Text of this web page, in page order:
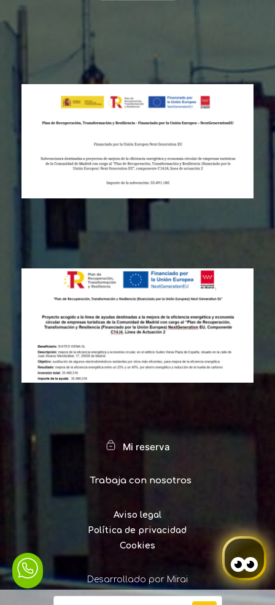
Mi reserva
Trabaja con nosotros
Aviso legal
Política de privacidad
Cookies
Desarrollado por Mirai